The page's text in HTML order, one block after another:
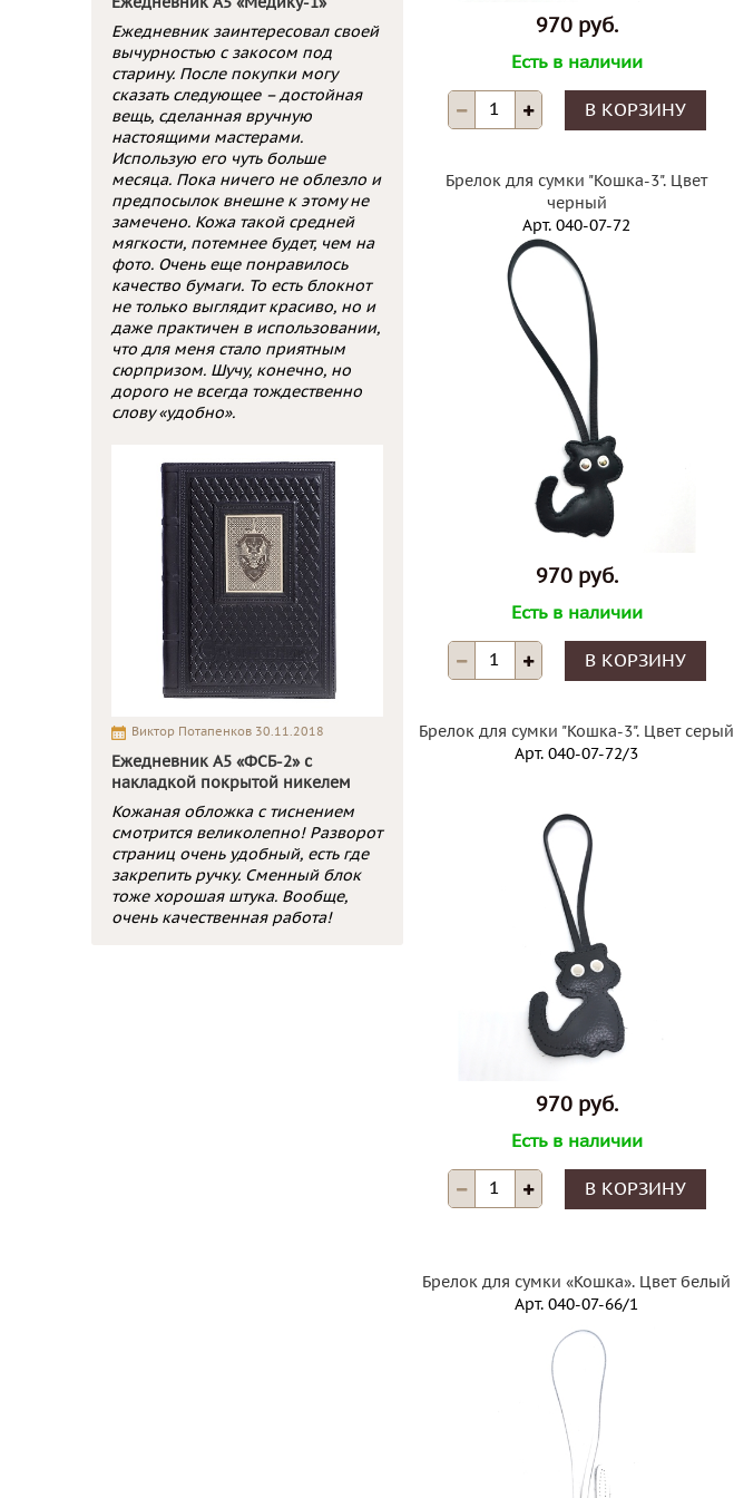
Ежедневник заинтересовал своей
вычурностью с закосом под
старину. После покупки могу
сказать следующее – достойная
вещь, сделанная вручную
настоящими мастерами.
Использую его чуть больше
месяца. Пока ничего не облезло и
предпосылок внешне к этому не
замечено. Кожа такой средней
мягкости, потемнее будет, чем на
фото. Очень еще понравилось
качество бумаги. То есть блокнот
не только выглядит красиво, но и
даже практичен в использовании,
что для меня стало приятным
сюрпризом. Шучу, конечно, но
дорого не всегда тождественно
слову «удобно».
Виктор Потапенков 30.11.2018
Ежедневник А5 «ФСБ-2» с
накладкой покрытой никелем
Кожаная обложка с тиснением
смотрится великолепно! Разворот
страниц очень удобный, есть где
закрепить ручку. Сменный блок
тоже хорошая штука. Вообще,
очень качественная работа!
970 руб.
Есть в наличии
В КОРЗИНУ
Брелок для сумки "Кошка-3". Цвет
черный
Арт. 040-07-72
970 руб.
Есть в наличии
В КОРЗИНУ
Брелок для сумки "Кошка-3". Цвет серый
Арт. 040-07-72/3
970 руб.
Есть в наличии
В КОРЗИНУ
Брелок для сумки «Кошка». Цвет белый
Арт. 040-07-66/1